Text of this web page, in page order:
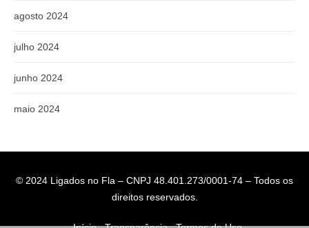
agosto 2024
julho 2024
junho 2024
maio 2024
© 2024 Ligados no Fla – CNPJ 48.401.273/0001-74 – Todos os
direitos reservados.